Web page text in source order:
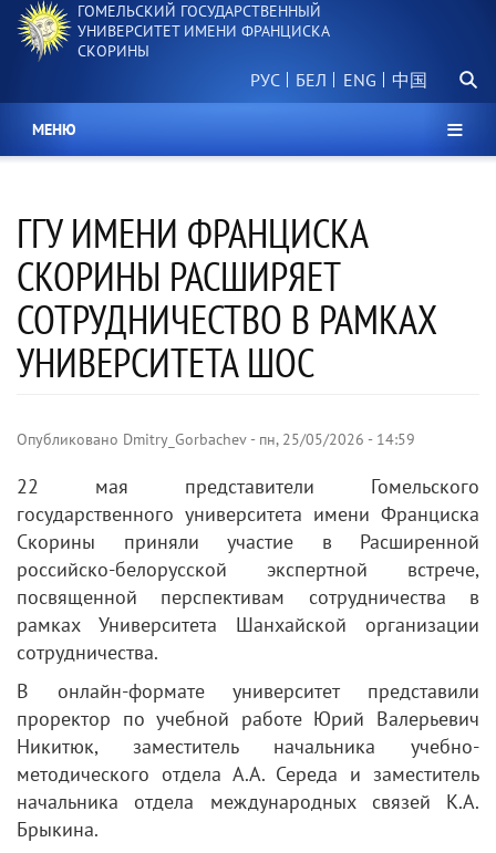
Перейти
основному
ГОМЕЛЬСКИЙ ГОСУДАРСТВЕННЫЙ
УНИВЕРСИТЕТ ИМЕНИ ФРАНЦИСКА
СКОРИНЫ
РУС БЕЛ 中国
МЕНЮ
ГГУ ИМЕНИ ФРАНЦИСКА
СКОРИНЫ РАСШИРЯЕТ
СОТРУДНИЧЕСТВО В РАМКАХ
УНИВЕРСИТЕТА ШОС
Опубликовано Dmitry_Gorbachev- пн, 25/05/2026 - 14:59
22 мая представители Гомельского
государственного университета имени Франциска
Скорины приняли участие в Расширенной
российско-белорусской экспертной встрече,
посвященной перспективам сотрудничества в
рамках Университета Шанхайской организации
сотрудничества.
В онлайн-формате университет представили
проректор по учебной работе Юрий Валерьевич
Никитюк, заместитель начальника учебно-
методического отдела А.А. Середа и заместитель
начальника отдела международных связей К.А.
Брыкина.